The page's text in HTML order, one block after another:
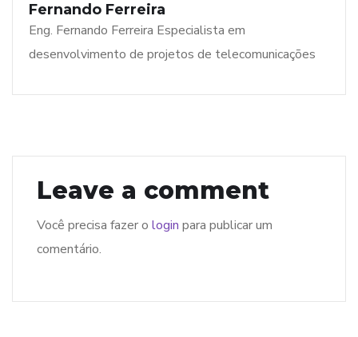
Fernando Ferreira
Eng. Fernando Ferreira Especialista em
desenvolvimento de projetos de telecomunicações
Leave a comment
Você precisa fazer o login para publicar um
comentário.